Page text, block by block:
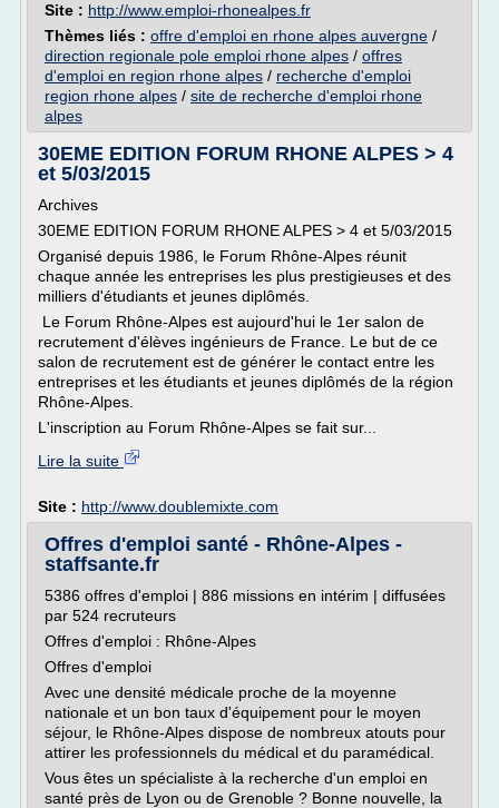
Site : http://www.emploi-rhonealpes.fr
Thèmes liés : offre d'emploi en rhone alpes auvergne /
direction regionale pole emploi rhone alpes / offres
d'emploi en region rhone alpes / recherche d'emploi
region rhone alpes / site de recherche d'emploi rhone
alpes
30EME EDITION FORUM RHONE ALPES > 4
et 5/03/2015
Archives
30EME EDITION FORUM RHONE ALPES > 4 et 5/03/2015
Organisé depuis 1986, le Forum Rhône-Alpes réunit
chaque année les entreprises les plus prestigieuses et des
milliers d'étudiants et jeunes diplômés.
Le Forum Rhône-Alpes est aujourd'hui le 1er salon de
recrutement d'élèves ingénieurs de France. Le but de ce
salon de recrutement est de générer le contact entre les
entreprises et les étudiants et jeunes diplômés de la région
Rhône-Alpes.
L'inscription au Forum Rhône-Alpes se fait sur...
Lire la suite
Site : http://www.doublemixte.com
Offres d'emploi santé - Rhône-Alpes -
staffsante.fr
5386 offres d'emploi | 886 missions en intérim | diffusées
par 524 recruteurs
Offres d'emploi : Rhône-Alpes
Offres d'emploi
Avec une densité médicale proche de la moyenne
nationale et un bon taux d'équipement pour le moyen
séjour, le Rhône-Alpes dispose de nombreux atouts pour
attirer les professionnels du médical et du paramédical.
Vous êtes un spécialiste à la recherche d'un emploi en
santé près de Lyon ou de Grenoble ? Bonne nouvelle, la